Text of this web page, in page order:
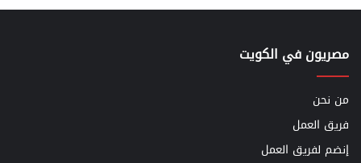
مصريون في الكويت
من نحن
فريق العمل
إنضم لفريق العمل